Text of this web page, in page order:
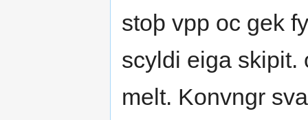
stoþ vpp oc gek
scyldi eiga skipit.
melt. Konvngr